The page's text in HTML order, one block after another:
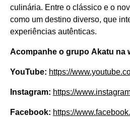
culinária. Entre o clássico e o
como um destino diverso, que
experiências autênticas.
Acompanhe o grupo Akatu na
YouTube: https://www.youtube.
Instagram: https://www.
Facebook: https://www.